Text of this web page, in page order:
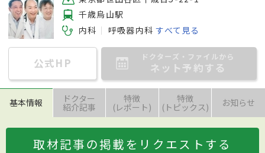
千歳烏山駅
内科
呼吸器内科 すべて見る
公式HP ドクターズ・ファイルから
ネット予約する
基本情報 ドクター
紹介記事
特徴
(レポート)
特徴
(トピックス) お知らせ
取材記事の掲載をリクエストする